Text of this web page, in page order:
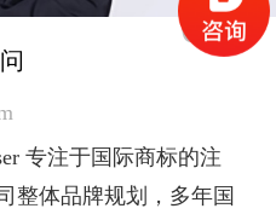
专注于国际公司注
球战略规划和跨境贸易
专注于国际商标的注
整体品牌规划，多年国
(UPC / EAN)
注于国际条码的注册、
逊、eBay等平台的
专注于国际公司注
球战略规划和跨境贸易
专注于国际商标的注
整体品牌规划，多年国
01/03